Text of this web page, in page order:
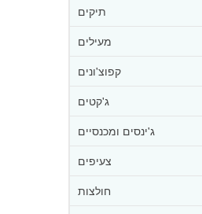
תיקים
מעילים
קפוצ'ונים
ג'קטים
ג'ינסים ומכנסיים
צעיפים
חולצות